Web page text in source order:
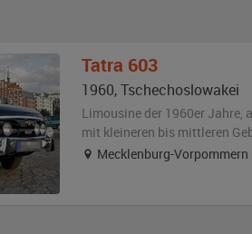
Tatra 603
1960,Tschechoslowakei
Limousine der 1960er Jahre,
mit kleineren bis mittleren
Mecklenburg-Vorpommern